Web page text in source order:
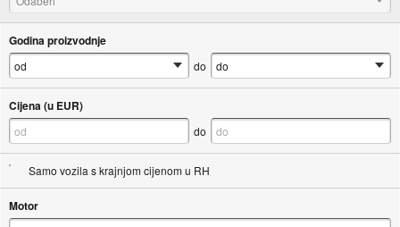
Godina proizvodnje
do
Cijena (u EUR)
do
Samo vozila s krajnjom cijenom u RH
Motor